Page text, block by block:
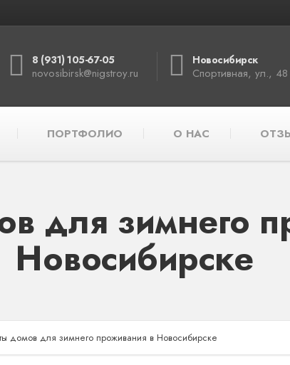
8 (931) 105-67-05
novosibirsk@nigstroy.ru
Новосибирск
Спортивная, ул., 48
ПОРТФОЛИО О НАС
для зимнего
Новосибирске
домов для зимнего проживания в Новосибирске